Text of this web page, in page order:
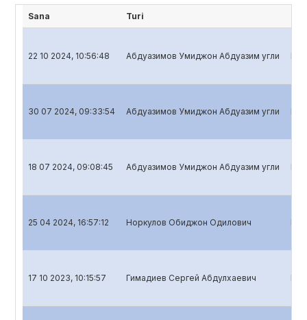
Sana Turi
22 10 2024, 10:56:48 Абдуазимов Умиджон Абдуазим угли
30 07 2024, 09:33:54 Абдуазимов Умиджон Абдуазим угли
18 07 2024, 09:08:45 Абдуазимов Умиджон Абдуазим угли
25 04 2024, 16:57:12 Норкулов Обиджон Одилович
17 10 2023, 10:15:57 Гимадиев Сергей Абдулхаевич